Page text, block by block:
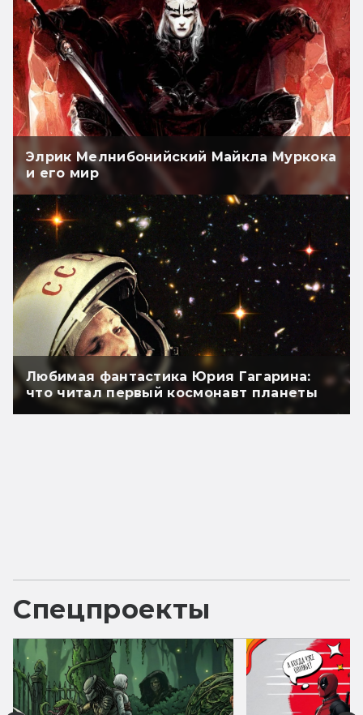
Элрик Мелнибонийский Майкла Муркока
и его мир
Любимая фантастика Юрия Гагарина:
что читал первый космонавт планеты
Спецпроекты